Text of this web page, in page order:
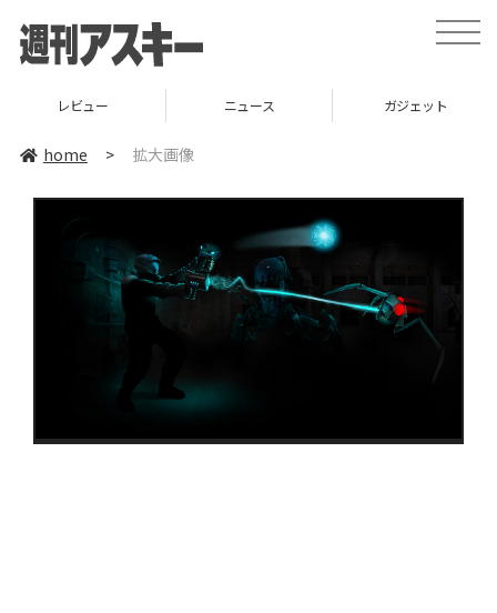
toggle
レビュー ニュース ガジェット
home > 拡大画像